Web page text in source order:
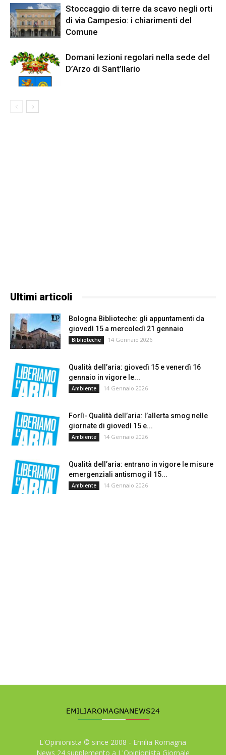
Stoccaggio di terre da scavo negli orti
di via Campesio: i chiarimenti del
Comune
Domani lezioni regolari nella sede del
D’Arzo di Sant’Ilario
Ultimi articoli
Bologna Biblioteche: gli appuntamenti da
giovedì 15 a mercoledì 21 gennaio
Biblioteche 14 Gennaio 2026
Qualità dell’aria: giovedì 15 e venerdì 16
gennaio in vigore le...
Ambiente 14 Gennaio 2026
Forlì- Qualità dell’aria: l’allerta smog nelle
giornate di giovedì 15 e...
Ambiente 14 Gennaio 2026
Qualità dell’aria: entrano in vigore le misure
emergenziali antismog il 15...
Ambiente 14 Gennaio 2026
L'Opinionista © since 2008 - Emilia Romagna
News 24 supplemento a L'Opinionista Giornale